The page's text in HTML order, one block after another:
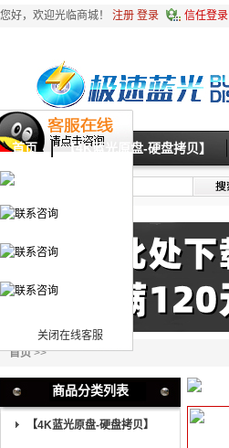
关闭在线客服
您好，欢迎光临商城！ 注册 登录 信任登录
首页 【4K蓝光原盘-硬盘拷贝】
首页>>
商品分类列表
【4K蓝光原盘-硬盘拷贝】